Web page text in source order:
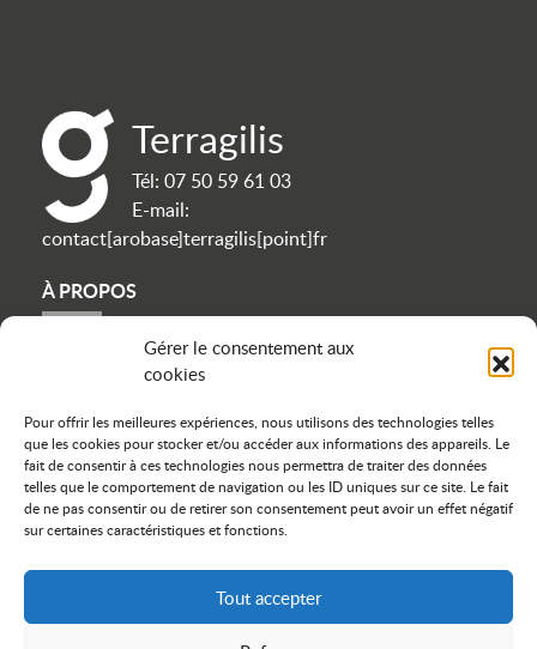
Gérer le consentement aux
cookies
Pour offrir les meilleures expériences, nous utilisons des technologies telles
que les cookies pour stocker et/ou accéder aux informations des appareils. Le
fait de consentir à ces technologies nous permettra de traiter des données
telles que le comportement de navigation ou les ID uniques sur ce site. Le fait
de ne pas consentir ou de retirer son consentement peut avoir un effet négatif
sur certaines caractéristiques et fonctions.
Tout accepter
Terragilis
Tél: 07 50 59 61 03
E-mail:
contact[arobase]terragilis[point]fr
À PROPOS
Politique de confidentialité
Plan du site
Cookies
NOUS SUIVRE
icon instagramicon facebook